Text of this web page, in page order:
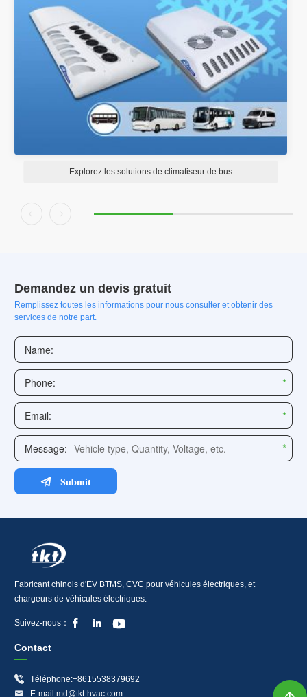
Explorez les solutions de climatiseur de bus
Demandez un devis gratuit
Remplissez toutes les informations pour nous consulter et obtenir des
services de notre part.
Fabricant chinois d'EV BTMS, CVC pour véhicules électriques, et
chargeurs de véhicules électriques.
Suivez-nous：   
Contact

Téléphone:+8615538379692

E-mail:md@tkt-hvac.com